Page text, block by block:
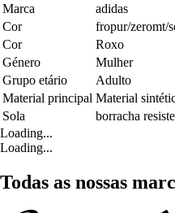
Marca
adidas
Cor
fropur/zeromt/
Cor
Roxo
Género
Mulher
Grupo etário
Adulto
Material principal Material
Sola
borracha
Loading...
Loading...
Todas as nossas